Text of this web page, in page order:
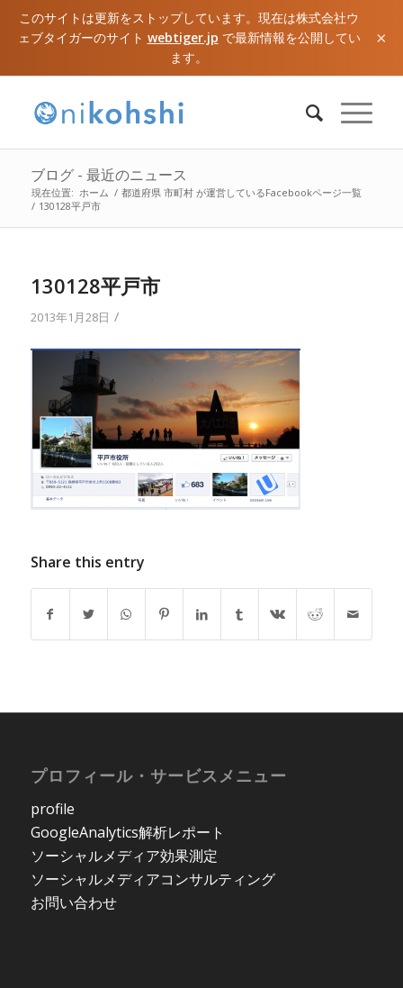
このサイトは更新をストップしています。現在は株式会社ウ
ェブタイガーのサイト webtiger.jp で最新情報を公開してい
ます。
×
ブログ - 最近のニュース
現在位置: ホーム / 都道府県 市町村 が運営しているFacebookページ一覧
/ 130128平戸市
130128平戸市
2013年1月28日 /
Share this entry
プロフィール・サービスメニュー
profile
GoogleAnalytics解析レポート
ソーシャルメディア効果測定
ソーシャルメディアコンサルティング
お問い合わせ